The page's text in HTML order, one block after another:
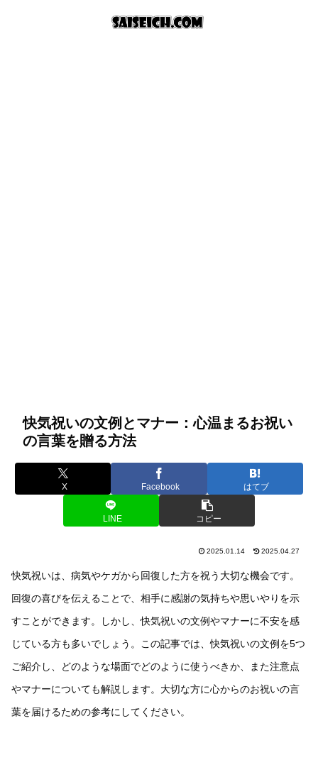
快気祝いの文例とマナー：心温まるお祝い
の言葉を贈る方法
X Facebook はてブ
LINE コピー
2025.01.14 2025.04.27
快気祝いは、病気やケガから回復した方を祝う大切な機会です。
回復の喜びを伝えることで、相手に感謝の気持ちや思いやりを示
すことができます。しかし、快気祝いの文例やマナーに不安を感
じている方も多いでしょう。この記事では、快気祝いの文例を5つ
ご紹介し、どのような場面でどのように使うべきか、また注意点
やマナーについても解説します。大切な方に心からのお祝いの言
葉を届けるための参考にしてください。